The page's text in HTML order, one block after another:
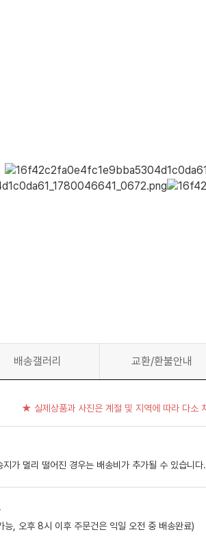
배송갤러리 교환/환불안내
★ 실제상품과 사진은 계절 및 지역에 따라 다소
가 멀리 떨어진 경우는 배송비가 추가될 수 있습니다
, 오후 8시 이후 주문건은 익일 오전 중 배송완료)